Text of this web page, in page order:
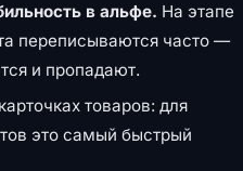
в альфе. На этапе
переписываются часто —
и пропадают.
товаров: для
это самый быстрый